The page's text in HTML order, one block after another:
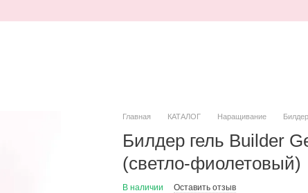
Главная КАТАЛОГ Наращивание
Билдер гель Builder
(светло-фиолетовый)
В наличии Оставить отзыв